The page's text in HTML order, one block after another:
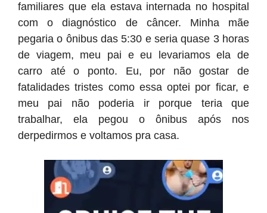
familiares que ela estava internada no hospital
com o diagnóstico de câncer. Minha mãe
pegaria o ônibus das 5:30 e seria quase 3 horas
de viagem, meu pai e eu levariamos ela de
carro até o ponto. Eu, por não gostar de
fatalidades tristes como essa optei por ficar, e
meu pai não poderia ir porque teria que
trabalhar, ela pegou o ônibus após nos
derpedirmos e voltamos pra casa.